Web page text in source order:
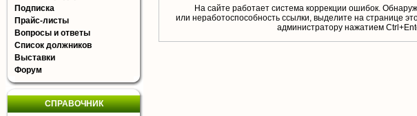
Подписка
Прайс-листы
Вопросы и ответы
Список должников
Выставки
Форум
СПРАВОЧНИК
На сайте работает система коррекции ошибок.
или неработоспособность ссылки, выделите на странице
aдминистратору нажатием